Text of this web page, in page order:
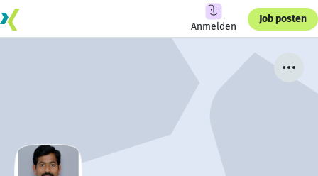
Anmelden
Job posten